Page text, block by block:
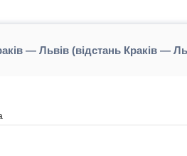
— Львів (відстань Краків —